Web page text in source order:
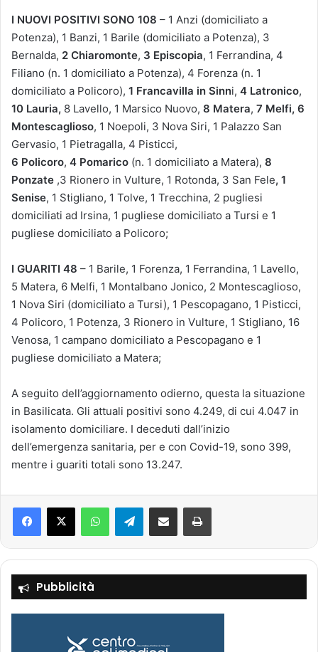
I NUOVI POSITIVI SONO 108 – 1 Anzi (domiciliato a
Potenza), 1 Banzi, 1 Barile (domiciliato a Potenza), 3
Bernalda, 2 Chiaromonte, 3 Episcopia, 1 Ferrandina, 4
Filiano (n. 1 domiciliato a Potenza), 4 Forenza (n. 1
domiciliato a Policoro), 1 Francavilla in Sinni, 4 Latronico,
10 Lauria, 8 Lavello, 1 Marsico Nuovo, 8 Matera, 7 Melfi, 6
Montescaglioso, 1 Noepoli, 3 Nova Siri, 1 Palazzo San
Gervasio, 1 Pietragalla, 4 Pisticci,
6 Policoro, 4 Pomarico (n. 1 domiciliato a Matera), 8
Ponzate ,3 Rionero in Vulture, 1 Rotonda, 3 San Fele, 1
Senise, 1 Stigliano, 1 Tolve, 1 Trecchina, 2 pugliesi
domiciliati ad Irsina, 1 pugliese domiciliato a Tursi e 1
pugliese domiciliato a Policoro;
I GUARITI 48 – 1 Barile, 1 Forenza, 1 Ferrandina, 1 Lavello,
5 Matera, 6 Melfi, 1 Montalbano Jonico, 2 Montescaglioso,
1 Nova Siri (domiciliato a Tursi), 1 Pescopagano, 1 Pisticci,
4 Policoro, 1 Potenza, 3 Rionero in Vulture, 1 Stigliano, 16
Venosa, 1 campano domiciliato a Pescopagano e 1
pugliese domiciliato a Matera;
A seguito dell’aggiornamento odierno, questa la situazione
in Basilicata. Gli attuali positivi sono 4.249, di cui 4.047 in
isolamento domiciliare. I deceduti dall’inizio
dell’emergenza sanitaria, per e con Covid-19, sono 399,
mentre i guariti totali sono 13.247.
Telegram
Pubblicità